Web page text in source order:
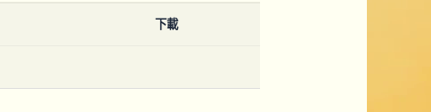
下載